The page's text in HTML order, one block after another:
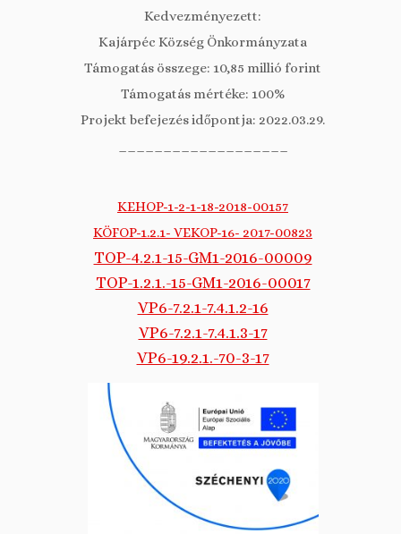
Kedvezményezett:
Kajárpéc Község Önkormányzata
Támogatás összege: 10,85 millió forint
Támogatás mértéke: 100%
Projekt befejezés időpontja: 2022.03.29.
KEHOP-1-2-1-18-2018-00157
KÖFOP-1.2.1- VEKOP-16- 2017-00823
TOP-4.2.1-15-GM1-2016-00009
TOP-1.2.1.-15-GM1-2016-00017
VP6-7.2.1-7.4.1.2-16
VP6-7.2.1-7.4.1.3-17
VP6-19.2.1.-70-3-17